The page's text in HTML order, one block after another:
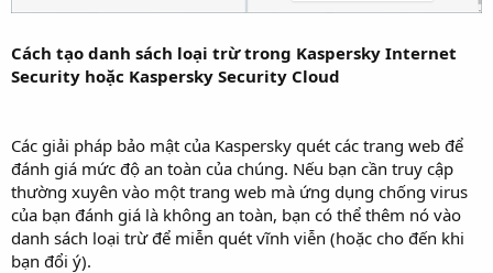
Cách tạo danh sách loại trừ trong Kaspersky Internet
Security hoặc Kaspersky Security Cloud
Các giải pháp bảo mật của Kaspersky quét các trang web để
đánh giá mức độ an toàn của chúng. Nếu bạn cần truy cập
thường xuyên vào một trang web mà ứng dụng chống virus
của bạn đánh giá là không an toàn, bạn có thể thêm nó vào
danh sách loại trừ để miễn quét vĩnh viễn (hoặc cho đến khi
bạn đổi ý).